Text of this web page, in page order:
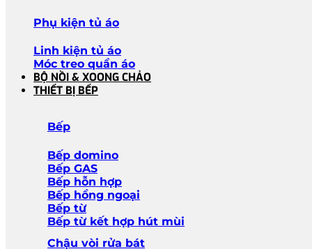
Phụ kiện tủ áo
Linh kiện tủ áo
Móc treo quần áo
BỘ NỒI & XOONG CHẢO
THIẾT BỊ BẾP
Bếp
Bếp domino
Bếp GAS
Bếp hỗn hợp
Bếp hồng ngoại
Bếp từ
Bếp từ kết hợp hút mùi
Chậu vòi rửa bát